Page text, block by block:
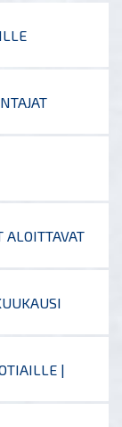
ALOITTAVAT
|